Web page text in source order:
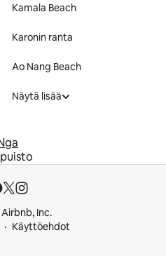
Kamala Beach
Karonin ranta
Ao Nang Beach
Näytä lisää
Inc.
Käyttöehdot